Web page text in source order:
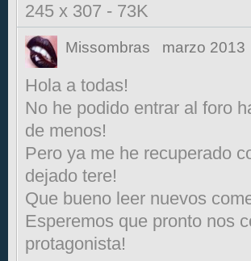
245 x 307 - 73K
Missombras marzo 2013
Hola a todas!
No he podido entrar al foro
de menos!
Pero ya me he recuperado
dejado tere!
Que bueno leer nuevos
Esperemos que pronto nos
protagonista!